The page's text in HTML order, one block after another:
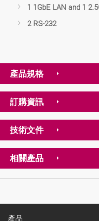
1 1GbE LAN and 1
2 RS-232
產品規格
訂購資訊
技術文件
相關產品
產品